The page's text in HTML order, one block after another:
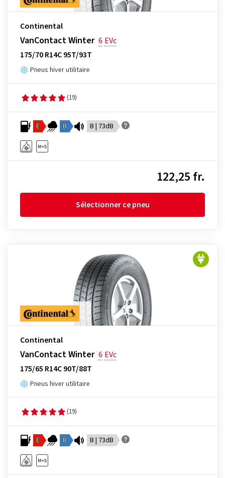
Continental
VanContact Winter 6 EVc
175/70 R14C 95T/93T
Pneus hiver utilitaire
(19)
E B B | 73dB
122,25 fr.
Sélectionner ce pneu
Continental
VanContact Winter 6 EVc
175/65 R14C 90T/88T
Pneus hiver utilitaire
(19)
E B B | 73dB